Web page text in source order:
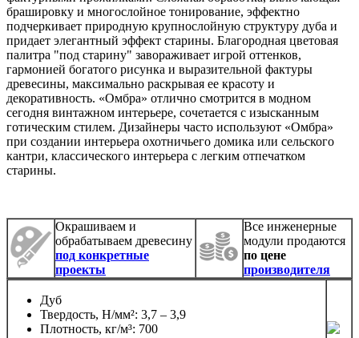
брашировку и многослойное тонирование, эффектно
подчеркивает природную крупнослойную структуру дуба и
придает элегантный эффект старины. Благородная цветовая
палитра "под старину" завораживает игрой оттенков,
гармонией богатого рисунка и выразительной фактуры
древесины, максимально раскрывая ее красоту и
декоративность. «Омбра» отлично смотрится в модном
сегодня винтажном интерьере, сочетается с изысканным
готическим стилем. Дизайнеры часто используют «Омбра»
при создании интерьера охотничьего домика или сельского
кантри, классического интерьера с легким отпечатком
старины.
Окрашиваем и
обрабатываем древесину
под конкретные
проекты
Все инженерные
модули продаются
по цене
производителя
Дуб
Твердость, Н/мм²: 3,7 – 3,9
Плотность, кг/м³: 700